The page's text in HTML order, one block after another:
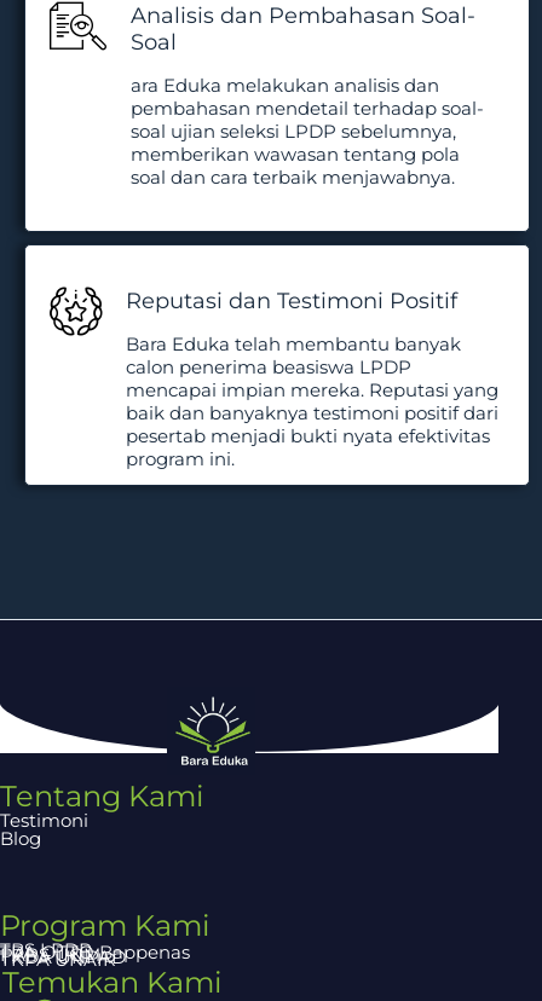
Analisis dan Pembahasan Soal-
Soal
ara Eduka melakukan analisis dan
pembahasan mendetail terhadap soal-
soal ujian seleksi LPDP sebelumnya,
memberikan wawasan tentang pola
soal dan cara terbaik menjawabnya.
Reputasi dan Testimoni Positif
Bara Eduka telah membantu banyak
calon penerima beasiswa LPDP
mencapai impian mereka. Reputasi yang
baik dan banyaknya testimoni positif dari
pesertab menjadi bukti nyata efektivitas
program ini.
Tentang Kami
Testimoni
Blog
Program Kami
TBS LPDP
TPA OTTO Bappenas
PAPS UGM
TKDA UNPAD
TKPA UNAIR
Temukan Kami